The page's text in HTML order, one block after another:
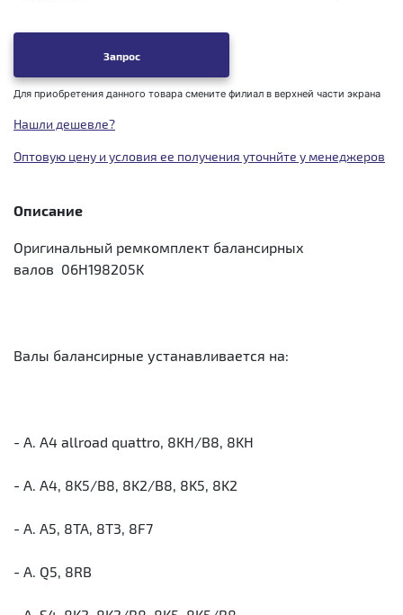
Запрос
Для приобретения данного товара смените филиал в верхней части экрана
Нашли дешевле?
Оптовую цену и условия ее получения уточнйте у менеджеров
Описание
Оригинальный ремкомплект балансирных
валов 06H198205K
Валы балансирные устанавливается на:
- A. A4 allroad quattro, 8KH/B8, 8KH
- A. A4, 8K5/B8, 8K2/B8, 8K5, 8K2
- A. A5, 8TA, 8T3, 8F7
- A. Q5, 8RB